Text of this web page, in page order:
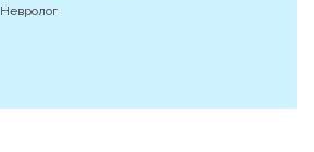
Невролог